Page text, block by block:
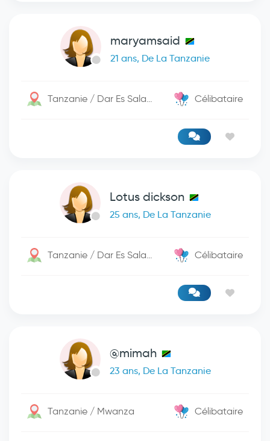
maryamsaid
21 ans, De La Tanzanie
Tanzanie / Dar Es Salaam Célibataire
Lotus dickson
25 ans, De La Tanzanie
Tanzanie / Dar Es Salaam Célibataire
@mimah
23 ans, De La Tanzanie
Tanzanie / Mwanza Célibataire